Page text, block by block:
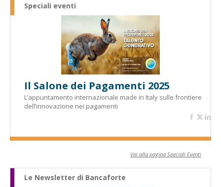
Speciali eventi
Il Salone dei Pagamenti 2025
L’appuntamento internazionale made in Italy sulle frontiere
dell’innovazione nei pagamenti
Vai alla pagina Speciali Eventi
Le Newsletter di Bancaforte